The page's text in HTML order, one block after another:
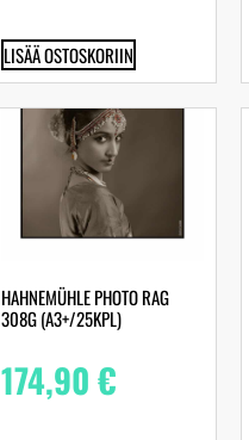
LISÄÄ OSTOSKORIIN
HAHNEMÜHLE PHOTO RAG
308G (A3+/25KPL)
174,90€